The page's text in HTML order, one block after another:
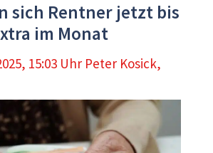
sich Rentner jetzt bis
im Monat
15:03 Uhr Peter Kosick,